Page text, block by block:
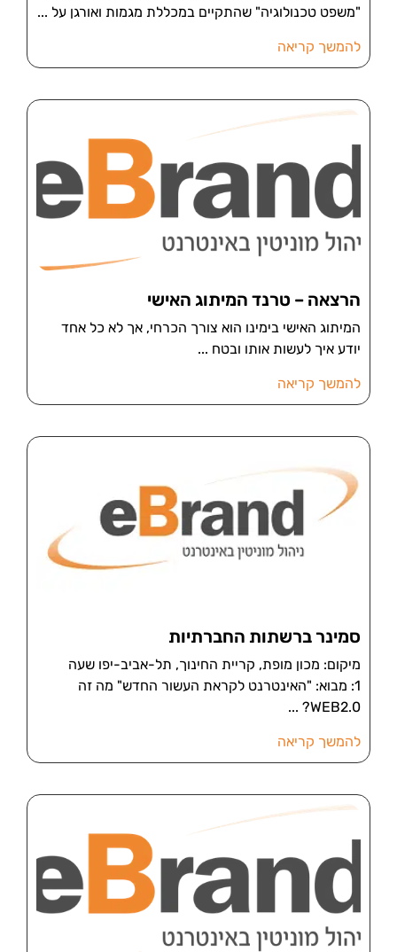
"משפט טכנולוגיה" שהתקיים במכללת מגמות ואורגן על
להמשך קריאה
הרצאה – טרנד המיתוג האישי
המיתוג האישי בימינו הוא צורך הכרחי, אך לא כל אחד
יודע איך לעשות אותו ובטח
להמשך קריאה
סמינר ברשתות החברתיות
מיקום: מכון מופת, קריית החינוך, תל-אביב-יפו שעה
1: מבוא: "האינטרנט לקראת העשור החדש" מה זה
WEB2.0?
להמשך קריאה